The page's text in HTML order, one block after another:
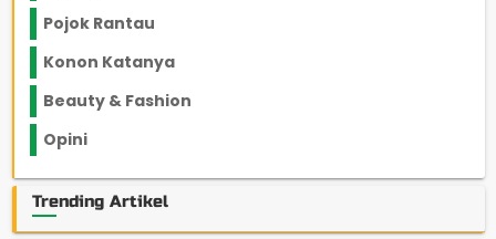
Pojok Rantau
Konon Katanya
Beauty & Fashion
Opini
Trending Artikel